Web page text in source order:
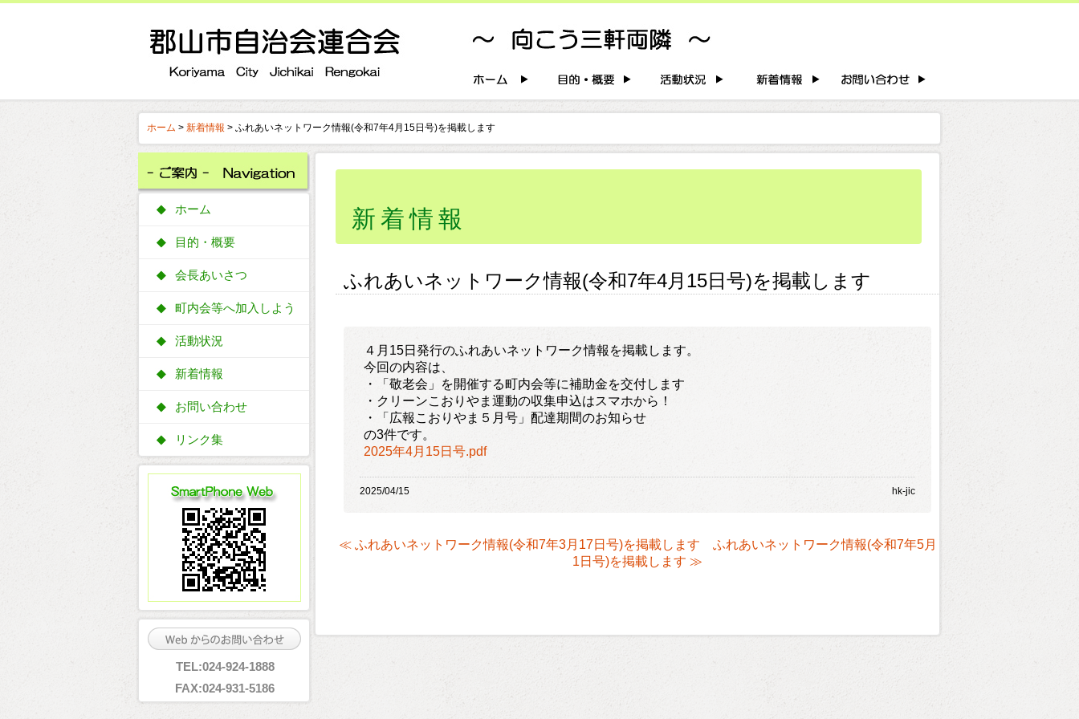
ホーム > 新着情報 > ふれあいネットワーク情報(令和7年4月15日号)を掲載します
ホーム
目的・概要
会長あいさつ
町内会等へ加入しよう
活動状況
新着情報
お問い合わせ
リンク集
TEL:024-924-1888
FAX:024-931-5186
新着情報
ふれあいネットワーク情報(令和7年4月15日号)を掲載します
４月15日発行のふれあいネットワーク情報を掲載します。
今回の内容は、
・「敬老会」を開催する町内会等に補助金を交付します
・クリーンこおりやま運動の収集申込はスマホから！
・「広報こおりやま５月号」配達期間のお知らせ
の3件です。
2025年4月15日号.pdf
2025/04/15 hk-jic
≪ ふれあいネットワーク情報(令和7年3月17日号)を掲載します
ふれあいネットワーク情報(令和7年5月
1日号)を掲載します ≫